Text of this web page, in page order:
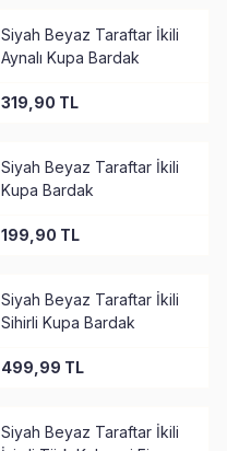
Siyah Beyaz Taraftar İkili
Aynalı Kupa Bardak
319,90 TL
Siyah Beyaz Taraftar İkili
Kupa Bardak
199,90 TL
Siyah Beyaz Taraftar İkili
Sihirli Kupa Bardak
499,99 TL
Siyah Beyaz Taraftar İkili